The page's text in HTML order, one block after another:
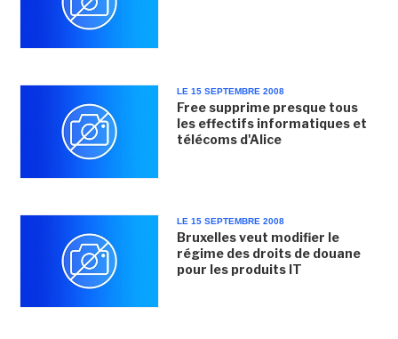
LE 15 SEPTEMBRE 2008
Free supprime presque tous
les effectifs informatiques et
télécoms d'Alice
LE 15 SEPTEMBRE 2008
Bruxelles veut modifier le
régime des droits de douane
pour les produits IT